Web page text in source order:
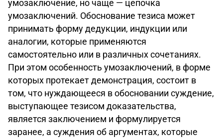
умозаключение, но чаще — цепочка
умозаключений. Обоснование тезиса может
принимать форму дедукции, индукции или
аналогии, которые применяются
самостоятельно или в различных сочетаниях.
При этом особенность умозаключений, в форме
которых протекает демонстрация, состоит в
том, что нуждающееся в обосновании суждение,
выступающее тезисом доказательства,
является заключением и формулируется
заранее, а суждения об аргументах, которые